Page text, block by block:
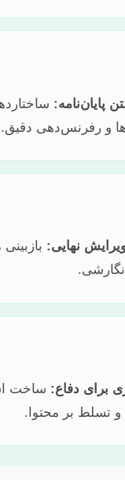
و رفرنس‌دهی دقیق.
ساخت
و تسلط بر محتوا.